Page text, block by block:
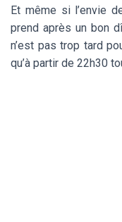
Et même si l’envie
prend après un bon
n’est pas trop tard
qu’à partir de 22h30